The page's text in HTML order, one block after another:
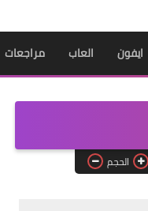
ايفون العاب مراجعات
الحجم